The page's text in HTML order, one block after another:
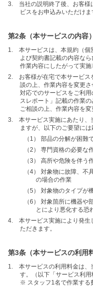
3. 当社の説明終了後、お客様
ビスをお申込みいただけま
第2条（本サービスの内容）
1. 本サービスは、本規約（個
よび契約書記載の内容な
作業内容にしたがって実施
2. お客様が在宅で本サービス
談の上、作業内容を変更
対応でのサービスをご利
スレポート」記載の作業
ご相談の上、作業内容を変
3. 本サービス実施にあたり、
ますが、以下のご要望には
（1） 部品の分解が困難
（2） 専門資格の必要な
（3） 高所や危険を伴う
（4） 対象物に故障、
の場合の作業
（5） 対象物のタイプが
（6） 対象箇所に機器や
とにより悪化する恐
4. 本サービス実施により発生
ただきます。
第3条（本サービスの利用
1. 本サービスの利用料金は、
す。（以下「サービス利用
※ スタッフ1名で作業する